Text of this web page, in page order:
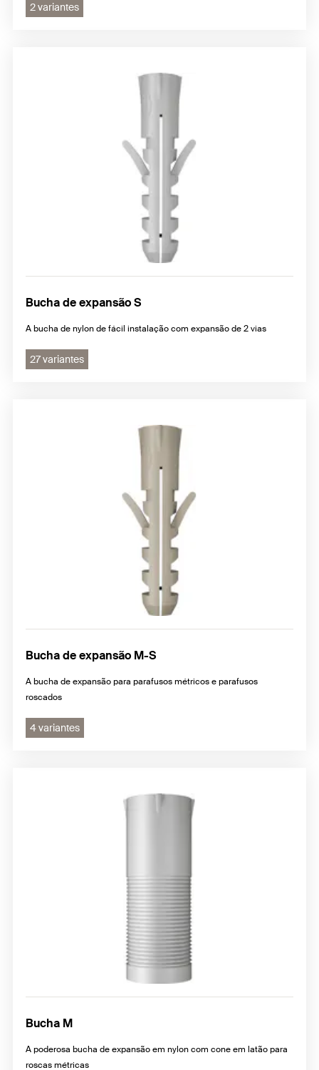
2 variantes
Bucha de expansão S
A bucha de nylon de fácil instalação com expansão de 2 vias
27 variantes
Bucha de expansão M-S
A bucha de expansão para parafusos métricos e parafusos
roscados
4 variantes
Bucha M
A poderosa bucha de expansão em nylon com cone em latão para
roscas métricas